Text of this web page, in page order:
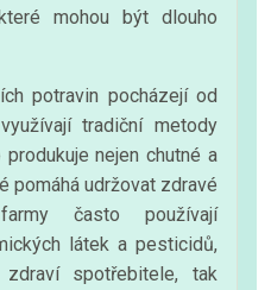
mohou být dlouho
potravin pocházejí od
tradiční metody
nejen chutné a
pomáhá udržovat zdravé
často používají
látek a pesticidů,
spotřebitele, tak